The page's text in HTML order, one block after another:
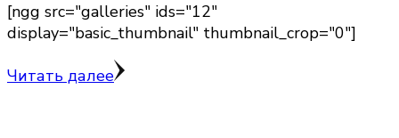
[ngg src="galleries" ids="12"
display="basic_thumbnail" thumbnail_crop="0"]
Читать далее